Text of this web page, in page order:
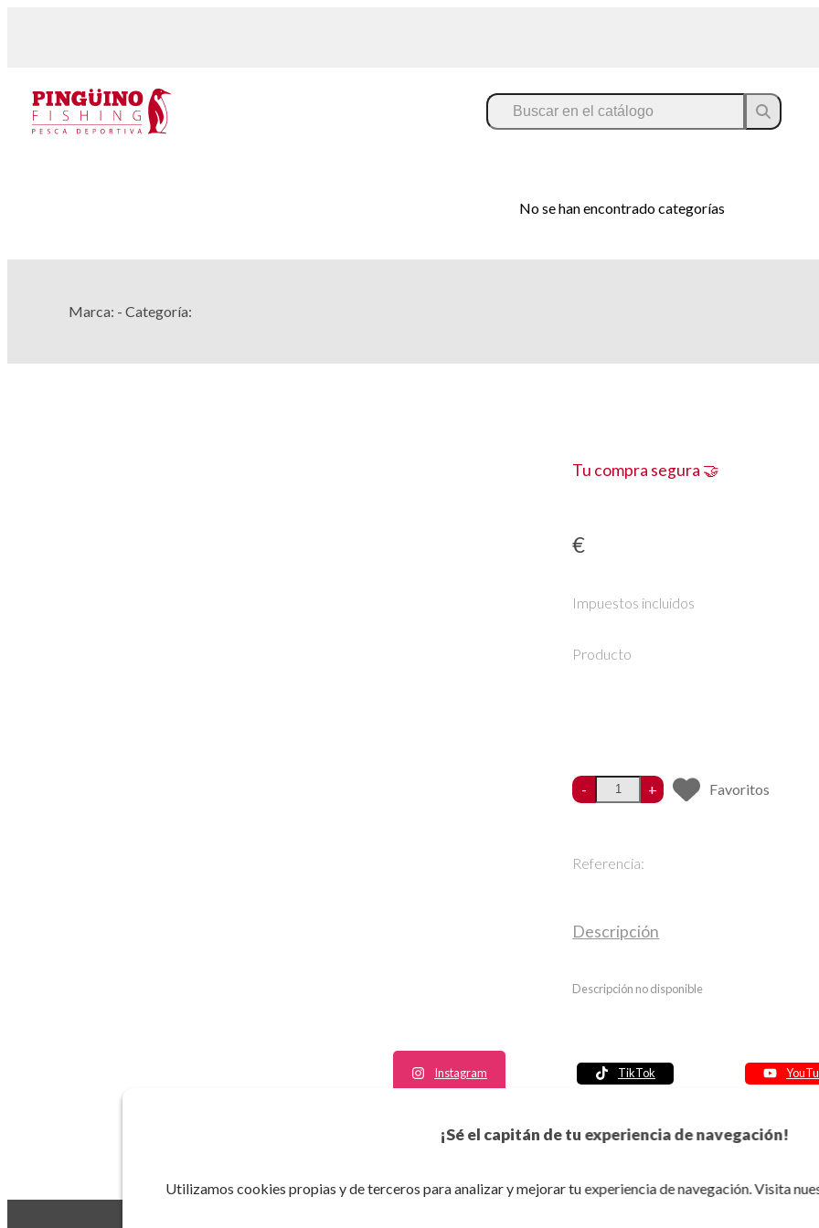
¡Sé el capitán de tu experiencia de navegación!
Utilizamos cookies propias y de terceros para analizar y mejorar tu experiencia de navegación. Visita
No se han encontrado categorías
Marca: - Categoría:
Tu compra segura 🤝
€
Impuestos incluidos
Producto
- + Favoritos
Referencia:
Descripción
Descripción no disponible
Instagram TikTok
Política de seguridad